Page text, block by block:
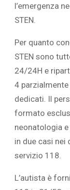
l’emergenza
STEN.
Per quanto
STEN sono
24/24H e
4
dedicati. Il
formato
neonatologia
in due casi nei
servizio 118.
L’autista è